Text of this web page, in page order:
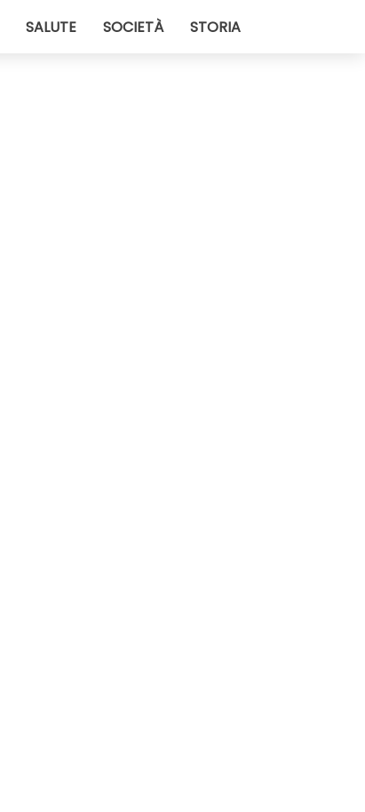
SALUTE SOCIETÀ STORIA